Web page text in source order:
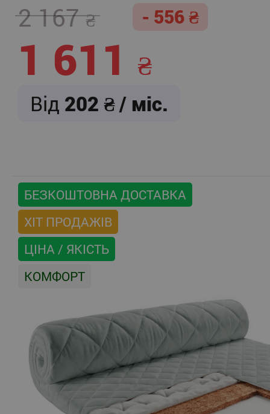
2 167 - 556
1 611
Від 202 / міс.
БЕЗКОШТОВНА ДОСТАВКА
ХІТ ПРОДАЖІВ
ЦІНА / ЯКІСТЬ
КОМФОРТ